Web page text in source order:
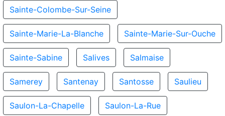
Sainte-Colombe-Sur-Seine
Sainte-Marie-La-Blanche Sainte-Marie-Sur-Ouche
Sainte-Sabine Salives Salmaise
Samerey Santenay Santosse Saulieu
Saulon-La-Chapelle Saulon-La-Rue